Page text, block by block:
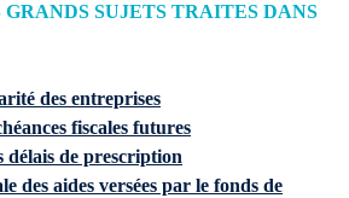
SUJETS TRAITES DANS
des entreprises
fiscales futures
délais de prescription
des aides versées par le fonds de